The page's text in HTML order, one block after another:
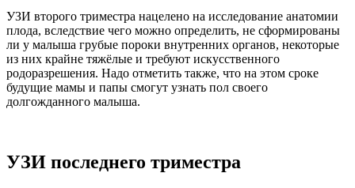
УЗИ второго триместра нацелено на исследование анатомии
плода, вследствие чего можно определить, не сформированы
ли у малыша грубые пороки внутренних органов, некоторые
из них крайне тяжёлые и требуют искусственного
родоразрешения. Надо отметить также, что на этом сроке
будущие мамы и папы смогут узнать пол своего
долгожданного малыша.
УЗИ последнего триместра